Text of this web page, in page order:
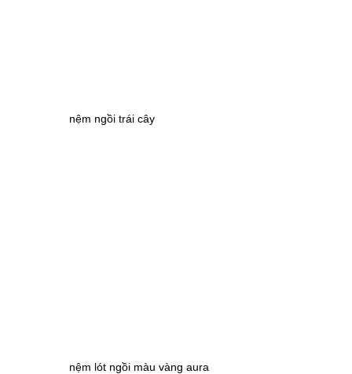
nệm ngồi trái cây
nệm lót ngồi màu vàng aura